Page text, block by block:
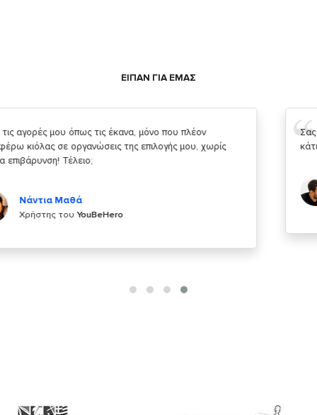
ΕΙΠΑΝ ΓΙΑ ΕΜΑΣ
Σας ευχαριστώ που μας δίνετε την δυνατότητα να κάνουμε
κάτι!
Χρήστης του